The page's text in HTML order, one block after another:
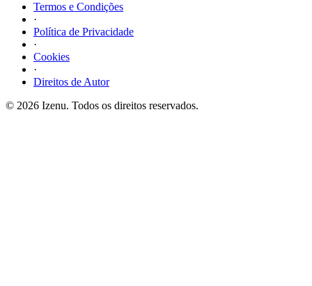
Termos e Condições
·
Política de Privacidade
·
Cookies
·
Direitos de Autor
© 2026 Izenu. Todos os direitos reservados.